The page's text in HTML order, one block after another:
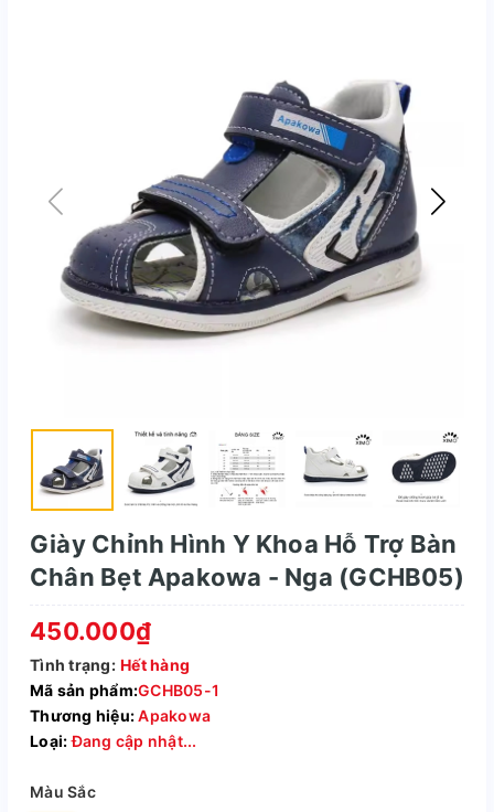
Giày Chỉnh Hình Y Khoa Hỗ Trợ Bàn
Chân Bẹt Apakowa - Nga (GCHB05)
450.000₫
Tình trạng: Hết hàng
Mã sản phẩm:GCHB05-1
Thương hiệu:Apakowa
Loại:Đang cập nhật...
Màu Sắc